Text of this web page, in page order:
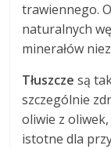
trawiennego.
naturalnych
minerałów
Tłuszcze są
szczególnie
oliwie z
istotne dla